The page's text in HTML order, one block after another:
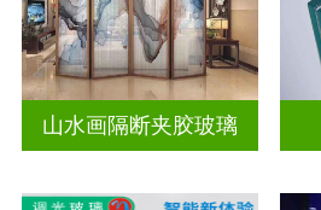
山水画隔断夹胶玻璃